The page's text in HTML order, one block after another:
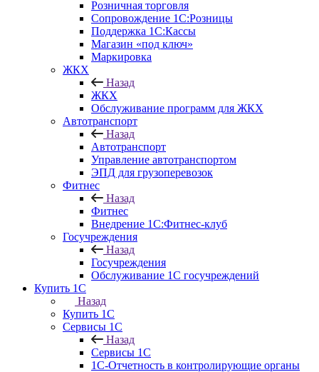
Розничная торговля
Сопровождение 1С:Розницы
Поддержка 1С:Кассы
Магазин «под ключ»
Маркировка
ЖКХ
Назад
ЖКХ
Обслуживание программ для ЖКХ
Автотранспорт
Назад
Автотранспорт
Управление автотранспортом
ЭПД для грузоперевозок
Фитнес
Назад
Фитнес
Внедрение 1С:Фитнес-клуб
Госучреждения
Назад
Госучреждения
Обслуживание 1С госучреждений
Купить 1С
Назад
Купить 1С
Сервисы 1С
Назад
Сервисы 1С
1С-Отчетность в контролирующие органы